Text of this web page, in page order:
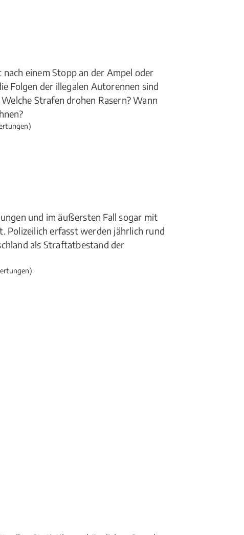
einem Stopp an der Ampel oder
Folgen der illegalen Autorennen sind
Strafen drohen Rasern? Wann
und im äußersten Fall sogar mit
Polizeilich erfasst werden jährlich rund
als Straftatbestand der